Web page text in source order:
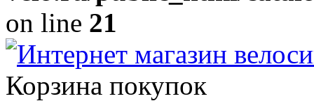
on line 21
Корзина покупок